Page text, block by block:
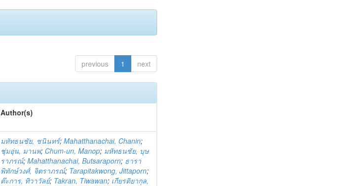
previous 1 next
Author(s)
มหัทธนชัย, ชนินทร์;Mahatthanachai, Chanin;
ชุ่มอุ่น, มานพ; Chum-un, Manop; มหัทธนชัย, บุษ
ราภรณ์;Mahatthanachai, Butsaraporn; ธารา
พิทักษ์วงศ์, จิตราภรณ์; Tarapitakwong, Jittaporn;
ต๊ะการ, ทิวาวัลย์; Takran, Tiwawan; เกียรติยากุล,